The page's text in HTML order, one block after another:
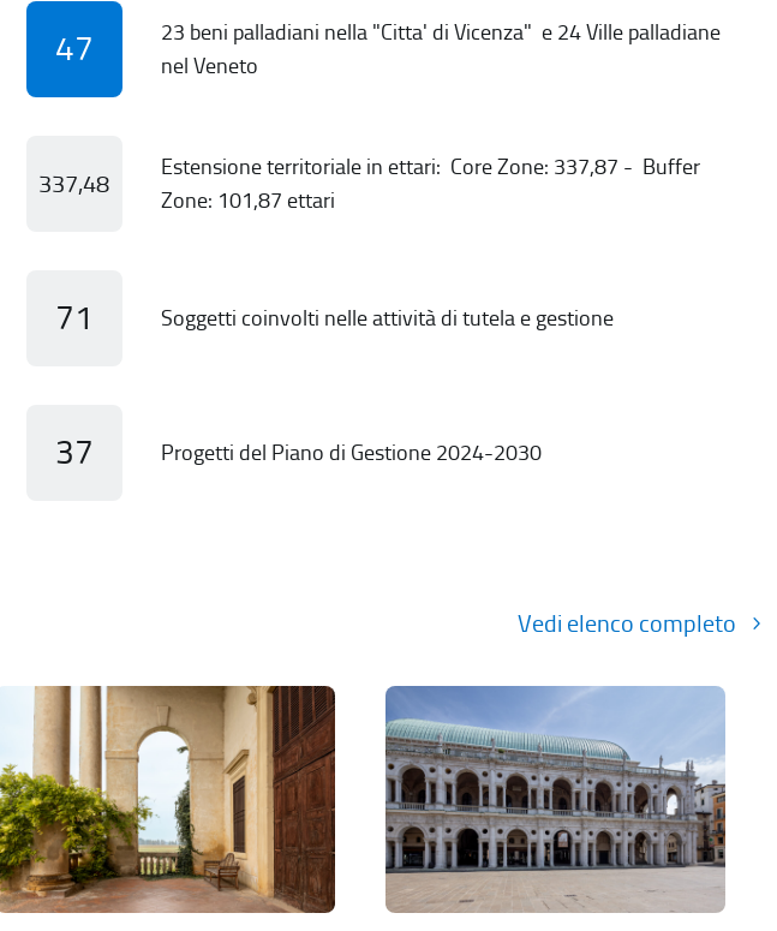
47
23 beni palladiani nella "Citta' di Vicenza" e 24 Ville palladiane
nel Veneto
337,48
Estensione territoriale in ettari: Core Zone: 337,87 - Buffer
Zone: 101,87 ettari
71 Soggetti coinvolti nelle attività di tutela e gestione
37 Progetti del Piano di Gestione 2024-2030
Vedi elenco completo